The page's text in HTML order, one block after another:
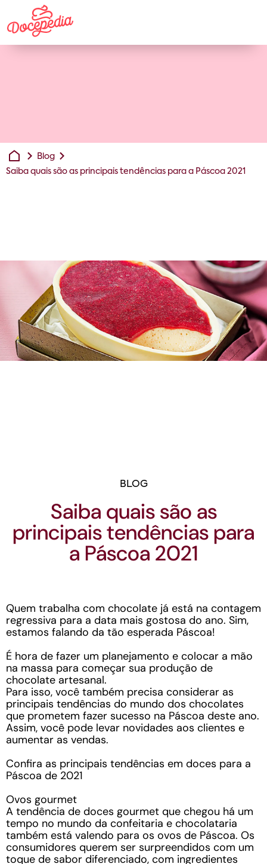
Blog
Saiba quais são as principais tendências para a Páscoa 2021
BLOG
Saiba quais são as
principais tendências para
a Páscoa 2021
Quem trabalha com chocolate já está na contagem
regressiva para a data mais gostosa do ano. Sim,
estamos falando da tão esperada Páscoa!
É hora de fazer um planejamento e colocar a mão
na massa para começar sua produção de
chocolate artesanal.
Para isso, você também precisa considerar as
principais tendências do mundo dos chocolates
que prometem fazer sucesso na Páscoa deste ano.
Assim, você pode levar novidades aos clientes e
aumentar as vendas.
Confira as principais tendências em doces para a
Páscoa de 2021
Ovos gourmet
A tendência de doces gourmet que chegou há um
tempo no mundo da confeitaria e chocolataria
também está valendo para os ovos de Páscoa. Os
consumidores querem ser surpreendidos com um
toque de sabor diferenciado, com ingredientes